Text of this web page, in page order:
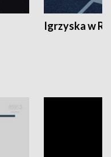
Igrzyska w